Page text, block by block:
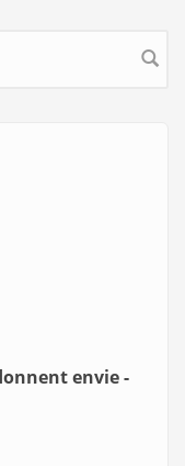
envie -